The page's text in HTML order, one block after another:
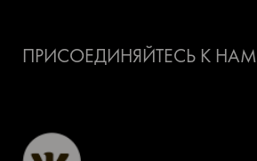
ПРИСОЕДИНЯЙТЕСЬ К НАМ